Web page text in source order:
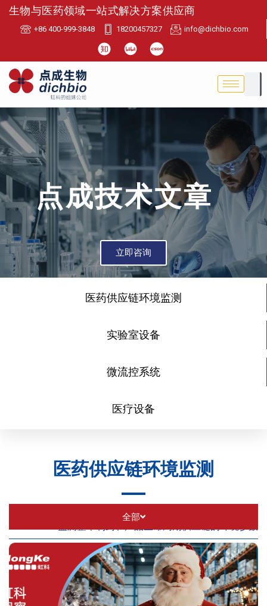
生物与医药领域一站式解决方案供应商
+86 400-999-3848 18200457327 info@dichbio.com
点成技术文章
立即咨询
医药供应链环境监测
实验室设备
微流控系统
医疗设备
医药供应链环境监测
全部